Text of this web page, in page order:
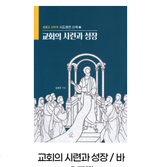
교회의 시련과 성장 / 바